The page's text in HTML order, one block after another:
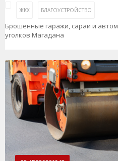
ЖКХ БЛАГОУСТРОЙСТВО
Брошенные гаражи, сараи и
уголков Магадана